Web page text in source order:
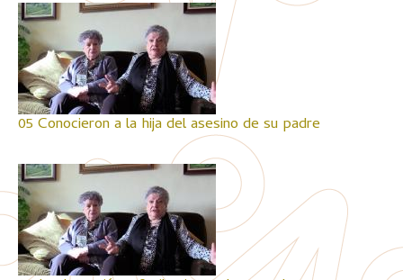
05 Conocieron a la hija del asesino de su padre